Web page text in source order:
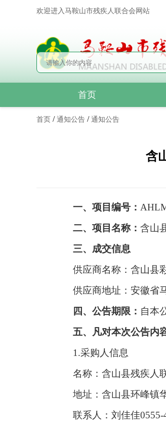
欢迎进入马鞍山市残疾人联合会网站
首页
首页 / 通知公告 / 通知公告
含
一、项目编号：
二、项目名称： 含山
三、成交信息
供应商名称： 含山县
供应商地址：安徽省
四、公告期限： 自本
五、凡对本次公告内
1.采购人信息
名称：含山县残疾人
地址：含山县环峰镇
联系人：刘佳佳0555-